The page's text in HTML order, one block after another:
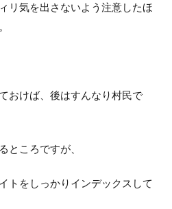
リ気を出さないよう注意したほ
おけば、後はすんなり村民で
ところですが、
トをしっかりインデックスして